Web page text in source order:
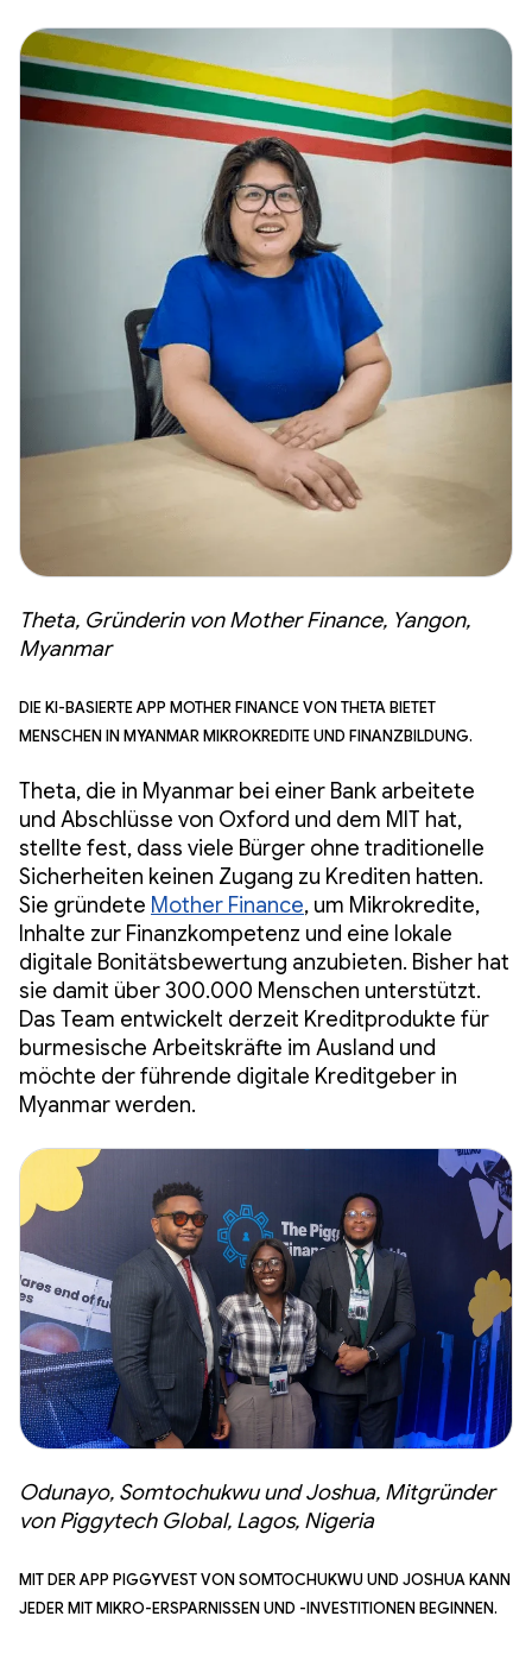
Theta, Gründerin von Mother Finance, Yangon,
Myanmar
Die KI-basierte App Mother Finance von Theta bietet
Menschen in Myanmar Mikrokredite und Finanzbildung.
Theta, die in Myanmar bei einer Bank arbeitete
und Abschlüsse von Oxford und dem MIT hat,
stellte fest, dass viele Bürger ohne traditionelle
Sicherheiten keinen Zugang zu Krediten hatten.
Sie gründete Mother Finance, um Mikrokredite,
Inhalte zur Finanzkompetenz und eine lokale
digitale Bonitätsbewertung anzubieten. Bisher hat
sie damit über 300.000 Menschen unterstützt.
Das Team entwickelt derzeit Kreditprodukte für
burmesische Arbeitskräfte im Ausland und
möchte der führende digitale Kreditgeber in
Myanmar werden.
Odunayo, Somtochukwu und Joshua, Mitgründer
von Piggytech Global, Lagos, Nigeria
Mit der App PiggyVest von Somtochukwu und Joshua kann
jeder mit Mikro-Ersparnissen und -Investitionen beginnen.